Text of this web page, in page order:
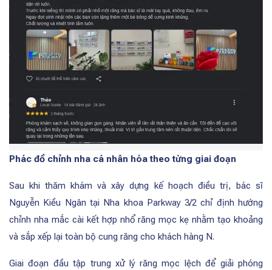
Phác đồ chỉnh nha cá nhân hóa theo từng giai đoạn
Sau khi thăm khám và xây dựng kế hoạch điều trị, bác sĩ
Nguyễn Kiều Ngân tại Nha khoa Parkway 3/2 chỉ định hướng
chỉnh nha mắc cài kết hợp nhổ răng mọc kẹ nhằm tạo khoảng
và sắp xếp lại toàn bộ cung răng cho khách hàng N.
Giai đoạn đầu tập trung xử lý răng mọc lệch để giải phóng